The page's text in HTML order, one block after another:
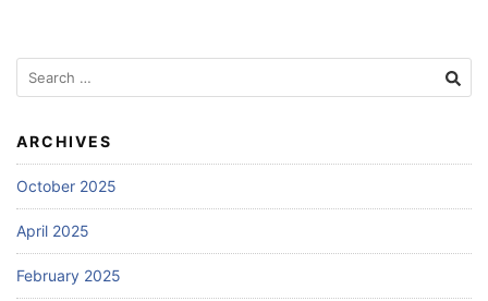
Search
for:
ARCHIVES
October 2025
April 2025
February 2025